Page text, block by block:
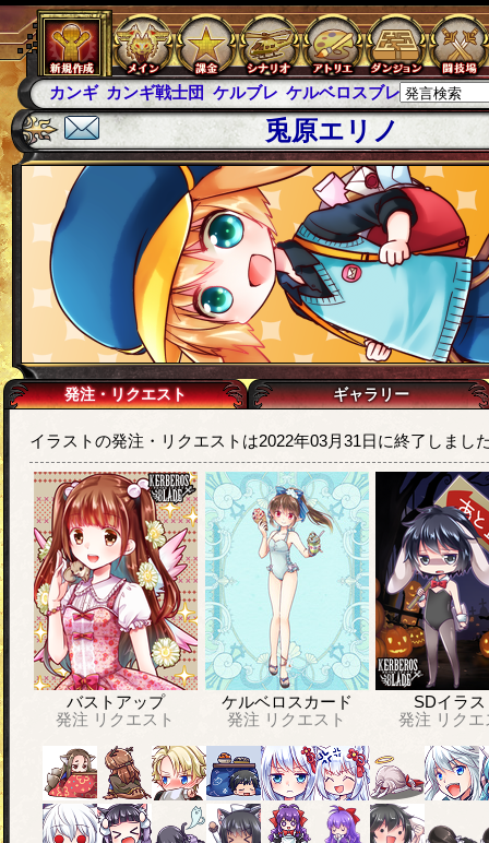
カンギ カンギ戦士団 ケルブレ ケルベロスブレイド スパ
兎原エリノ
発注・リクエスト ギャラリー
イラストの発注・リクエストは2022年03月31日に終了しまし
バストアップ
発注 リクエスト
ケルベロスカード
発注 リクエスト
SDイラス
発注 リク